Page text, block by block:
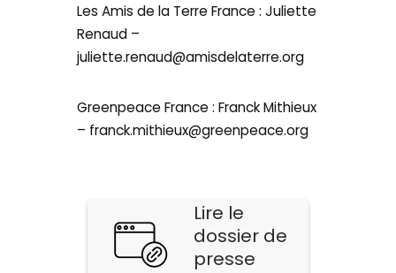
Les Amis de la Terre France : Juliette
Renaud –
juliette.renaud@amisdelaterre.org
Greenpeace France : Franck Mithieux
– franck.mithieux@greenpeace.org
Lire le
dossier de
presse